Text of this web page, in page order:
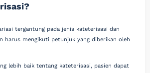
tergantung pada jenis kateterisasi dan
harus mengikuti petunjuk yang diberikan oleh
lebih baik tentang kateterisasi, pasien dapat